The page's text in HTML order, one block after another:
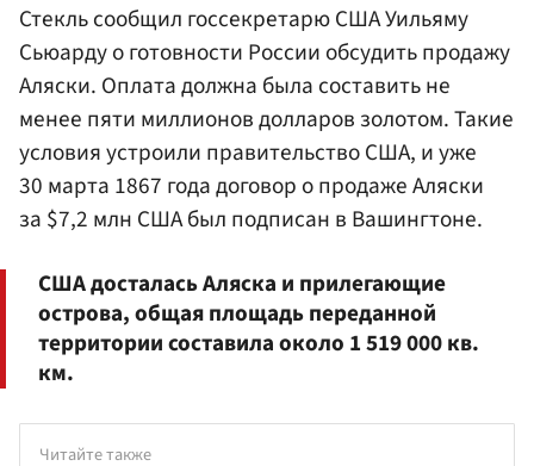
Стекль сообщил госсекретарю СШАУильяму
Сьюардуо готовности России обсудить продажу
Аляски. Оплата должна была составить не
менее пяти миллионов долларов золотом. Такие
условия устроили правительство США, и уже
30 марта 1867 года договор о продаже Аляски
за $7,2 млн США был подписан в Вашингтоне.
США досталась Аляска и прилегающие
острова, общая площадь переданной
территории составила около 1 519 000 кв.
км.
Читайте также